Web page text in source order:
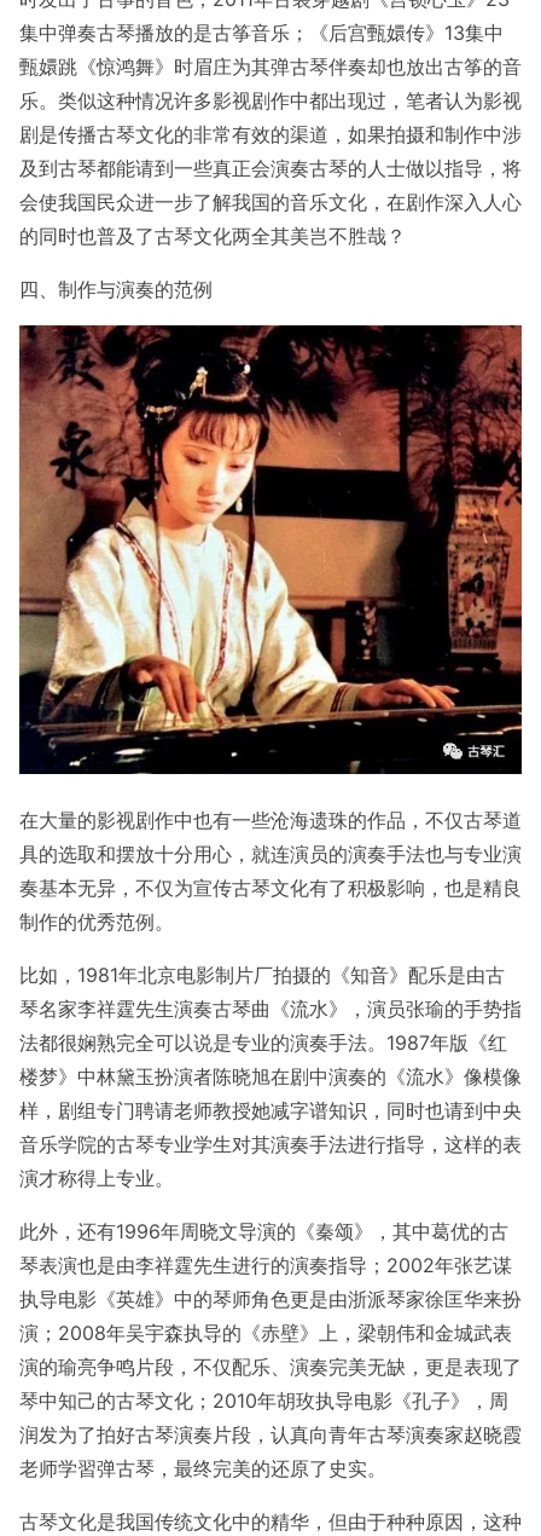
集中弹奏古琴播放的是古筝音乐；《后宫甄嬛传》13集中
甄嬛跳《惊鸿舞》时眉庄为其弹古琴伴奏却也放出古筝的音
乐。类似这种情况许多影视剧作中都出现过，笔者认为影视
剧是传播古琴文化的非常有效的渠道，如果拍摄和制作中涉
及到古琴都能请到一些真正会演奏古琴的人士做以指导，将
会使我国民众进一步了解我国的音乐文化，在剧作深入人心
的同时也普及了古琴文化两全其美岂不胜哉？
四、制作与演奏的范例
在大量的影视剧作中也有一些沧海遗珠的作品，不仅古琴道
具的选取和摆放十分用心，就连演员的演奏手法也与专业演
奏基本无异，不仅为宣传古琴文化有了积极影响，也是精良
制作的优秀范例。
比如，1981年北京电影制片厂拍摄的《知音》配乐是由古
琴名家李祥霆先生演奏古琴曲《流水》，演员张瑜的手势指
法都很娴熟完全可以说是专业的演奏手法。1987年版《红
楼梦》中林黛玉扮演者陈晓旭在剧中演奏的《流水》像模像
样，剧组专门聘请老师教授她减字谱知识，同时也请到中央
音乐学院的古琴专业学生对其演奏手法进行指导，这样的表
演才称得上专业。
此外，还有1996年周晓文导演的《秦颂》，其中葛优的古
琴表演也是由李祥霆先生进行的演奏指导；2002年张艺谋
执导电影《英雄》中的琴师角色更是由浙派琴家徐匡华来扮
演；2008年吴宇森执导的《赤壁》上，梁朝伟和金城武表
演的瑜亮争鸣片段，不仅配乐、演奏完美无缺，更是表现了
琴中知己的古琴文化；2010年胡玫执导电影《孔子》，周
润发为了拍好古琴演奏片段，认真向青年古琴演奏家赵晓霞
老师学習弹古琴，最终完美的还原了史实。
古琴文化是我国传统文化中的精华，但由于种种原因，这种